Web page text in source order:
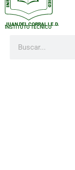
INSTITUTO TÉCNICO
JUAN DEL CORRAL I.E.D.